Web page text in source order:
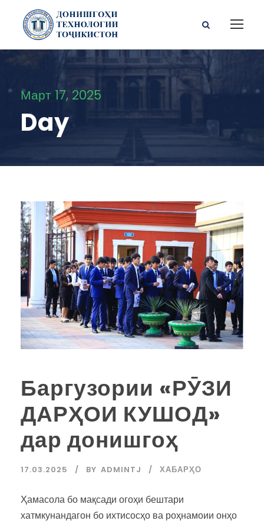
Март 17, 2025
Day
Баргузории «РӮЗИ
ДАРҲОИ КУШОД»
дар донишгоҳ
17.03.2025 BY ADMINTJ ХАБАРҲО
Ҳамасола бо мақсади огоҳи бештари
хатмкунандагон бо ихтисосҳо ва роҳнамоии онҳо